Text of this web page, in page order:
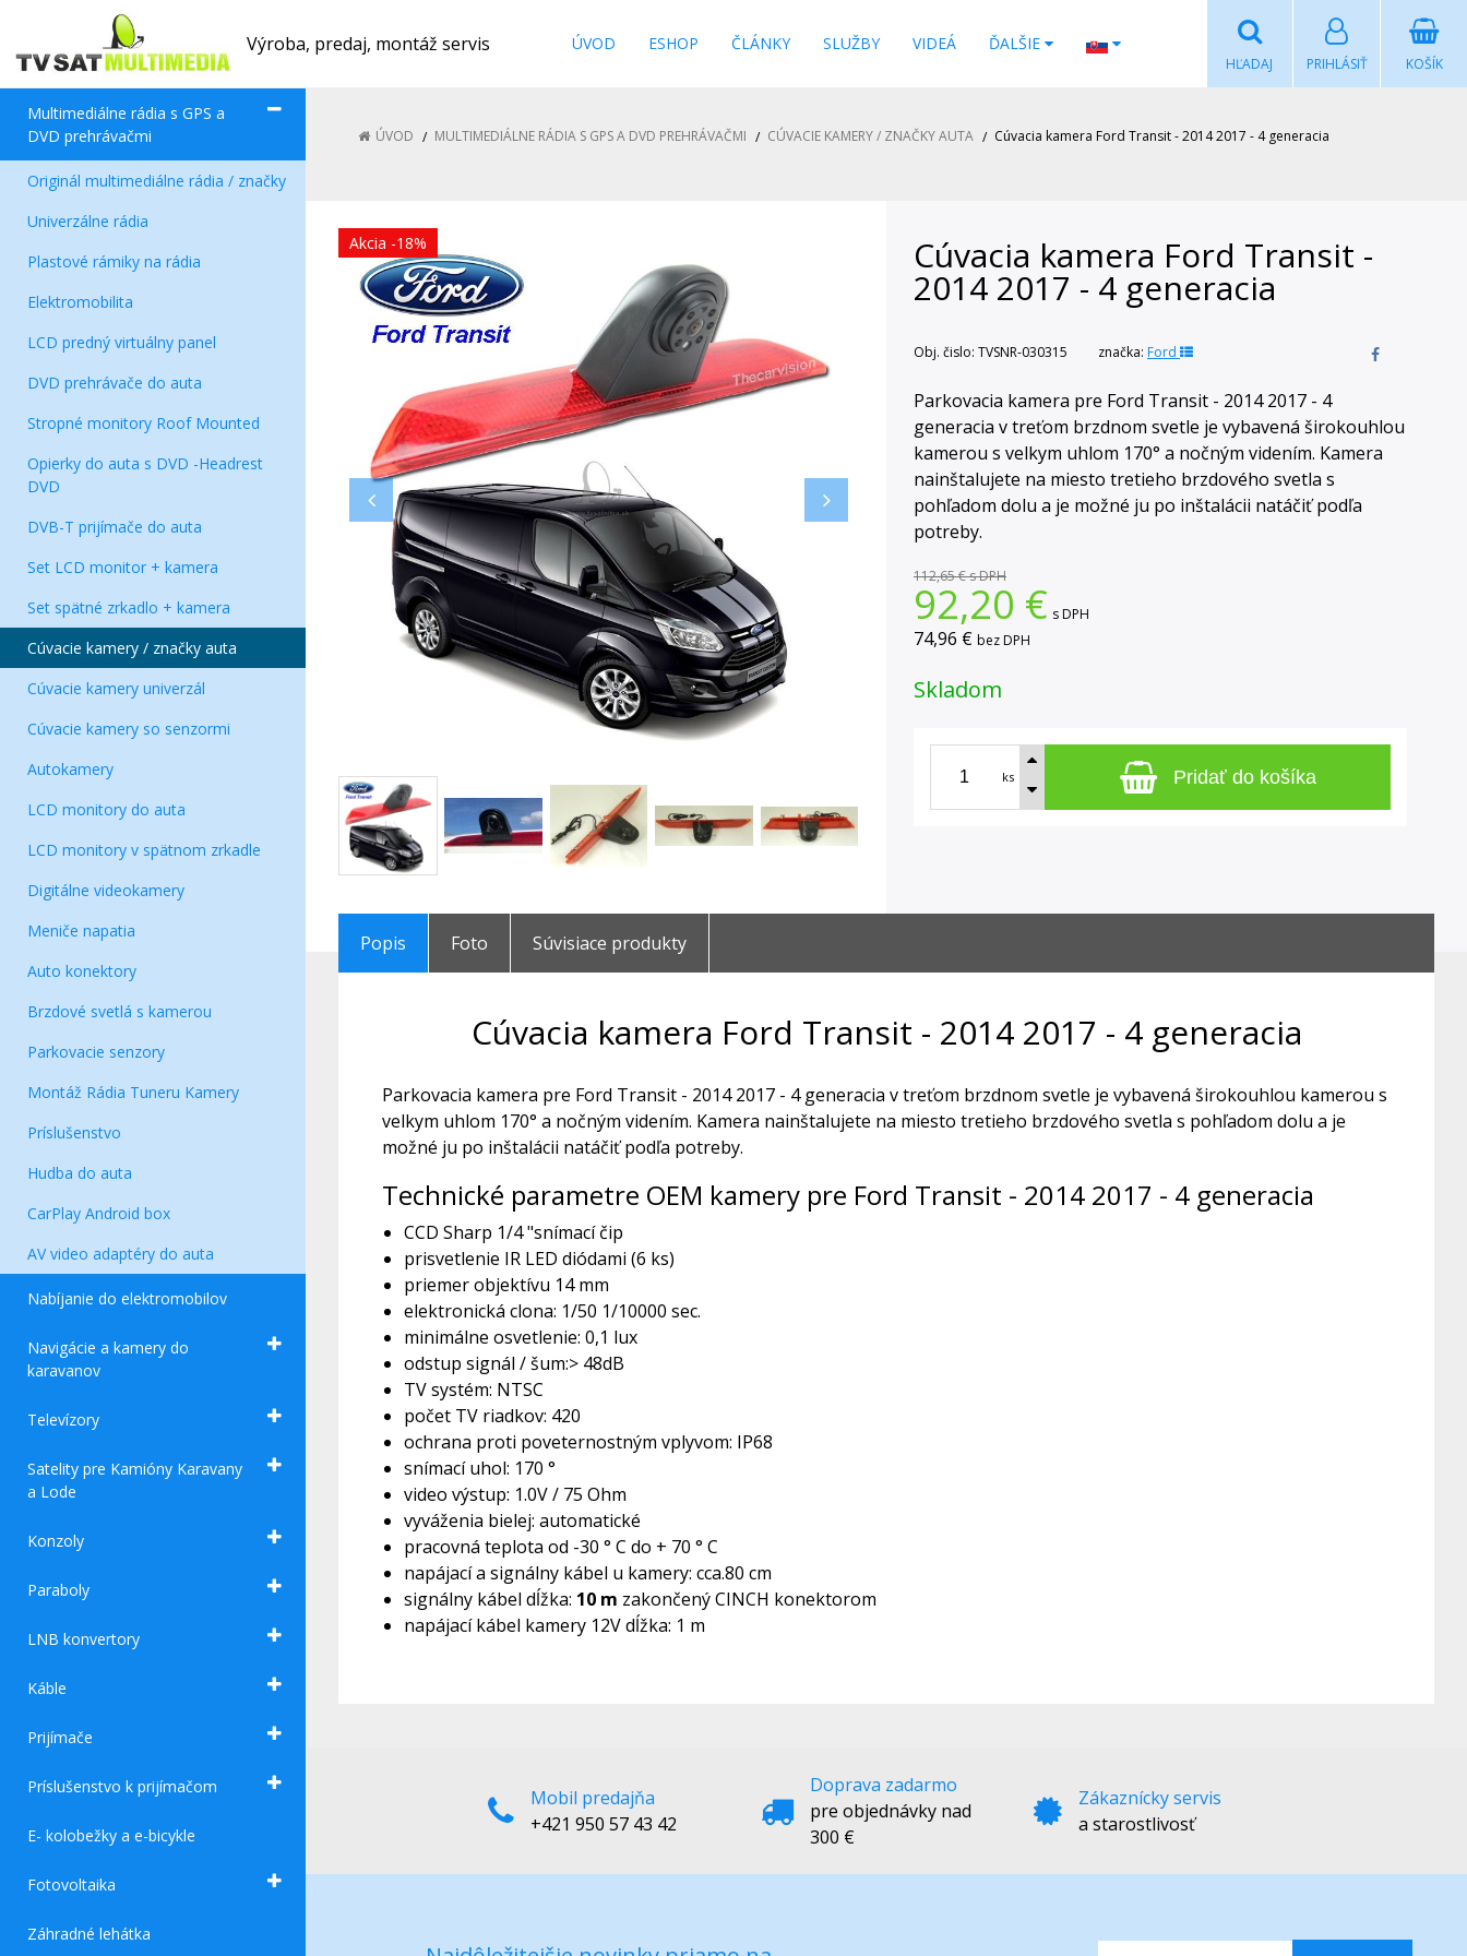
Výroba, predaj, montáž servis ÚVOD ESHOP ČLÁNKY SLUŽBY VIDEÁ ĎALŠIE
KOŠÍK
PRIHLÁSIŤ
HĽADAJ
Multimediálne rádia s GPS a
DVD prehrávačmi
Originál multimediálne rádia / značky
Univerzálne rádia
Plastové rámiky na rádia
Elektromobilita
LCD predný virtuálny panel
DVD prehrávače do auta
Stropné monitory Roof Mounted
Opierky do auta s DVD -Headrest
DVD
DVB-T prijímače do auta
Set LCD monitor + kamera
Set spätné zrkadlo + kamera
Cúvacie kamery / značky auta
Cúvacie kamery univerzál
Cúvacie kamery so senzormi
Autokamery
LCD monitory do auta
LCD monitory v spätnom zrkadle
Digitálne videokamery
Meniče napatia
Auto konektory
Brzdové svetlá s kamerou
Parkovacie senzory
Montáž Rádia Tuneru Kamery
Príslušenstvo
Hudba do auta
CarPlay Android box
AV video adaptéry do auta
Nabíjanie do elektromobilov
Navigácie a kamery do
karavanov
Televízory
Satelity pre Kamióny Karavany
a Lode
Konzoly
Paraboly
LNB konvertory
Káble
Prijímače
Príslušenstvo k prijímačom
E- kolobežky a e-bicykle
Fotovoltaika
Záhradné lehátka
ÚVOD MULTIMEDIÁLNE RÁDIA S GPS A DVD PREHRÁVAČMI CÚVACIE KAMERY / ZNAČKY AUTA Cúvacia kamera Ford Transit - 2014 2017 - 4 generacia
Akcia -18% Cúvacia kamera Ford Transit -
2014 2017 - 4 generacia
Obj. čislo: TVSNR-030315 značka: Ford
Parkovacia kamera pre Ford Transit - 2014 2017 - 4
generacia v treťom brzdnom svetle je vybavená širokouhlou
kamerou s velkym uhlom 170° a nočným videním. Kamera
nainštalujete na miesto tretieho brzdového svetla s
pohľadom dolu a je možné ju po inštalácii natáčiť podľa
potreby.
112,65 €s DPH
92,20 € s DPH
74,96 € bez DPH
Skladom
ks Pridať do košíka
Popis Foto Súvisiace produkty
Cúvacia kamera Ford Transit - 2014 2017 - 4 generacia
Parkovacia kamera pre Ford Transit - 2014 2017 - 4 generacia v treťom brzdnom svetle je vybavená širokouhlou kamerou s
velkym uhlom 170° a nočným videním. Kamera nainštalujete na miesto tretieho brzdového svetla s pohľadom dolu a je
možné ju po inštalácii natáčiť podľa potreby.
Technické parametre OEM kamery pre Ford Transit - 2014 2017 - 4 generacia
CCD Sharp 1/4 "snímací čip
prisvetlenie IR LED diódami (6 ks)
priemer objektívu 14 mm
elektronická clona: 1/50 1/10000 sec.
minimálne osvetlenie: 0,1 lux
odstup signál / šum:> 48dB
TV systém: NTSC
počet TV riadkov: 420
ochrana proti poveternostným vplyvom: IP68
snímací uhol: 170 °
video výstup: 1.0V / 75 Ohm
vyváženia bielej: automatické
pracovná teplota od -30 ° C do + 70 ° C
napájací a signálny kábel u kamery: cca.80 cm
signálny kábel dĺžka: 10 m zakončený CINCH konektorom
napájací kábel kamery 12V dĺžka: 1 m
Mobil predajňa
+421 950 57 43 42
Doprava zadarmo
pre objednávky nad
300 €
Zákaznícky servis
a starostlivosť